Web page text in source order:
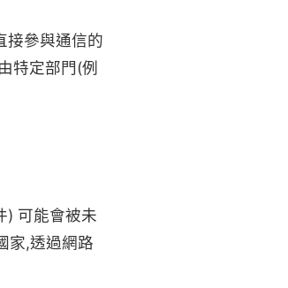
接參與通信的
特定部門(例
) 可能會被未
家,透過網路